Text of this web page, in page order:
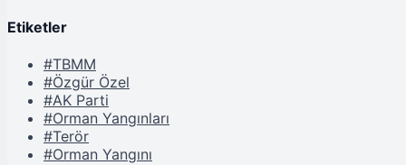
Etiketler
#TBMM
#Özgür Özel
#AK Parti
#Orman Yangınları
#Terör
#Orman Yangını